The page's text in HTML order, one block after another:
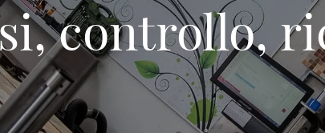
controllo,